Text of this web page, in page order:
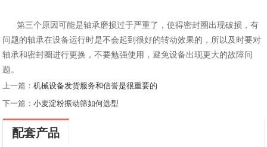
第三个原因可能是轴承磨损过于严重了，使得密封圈出现破损，有
问题的轴承在设备运行时是不会起到很好的转动效果的，所以及时要对
轴承和密封圈进行更换，不要勉强使用，避免设备出现更大的故障问
题。
上一篇：机械设备发货服务和信誉是很重要的
下一篇：小麦淀粉振动筛如何选型
配套产品